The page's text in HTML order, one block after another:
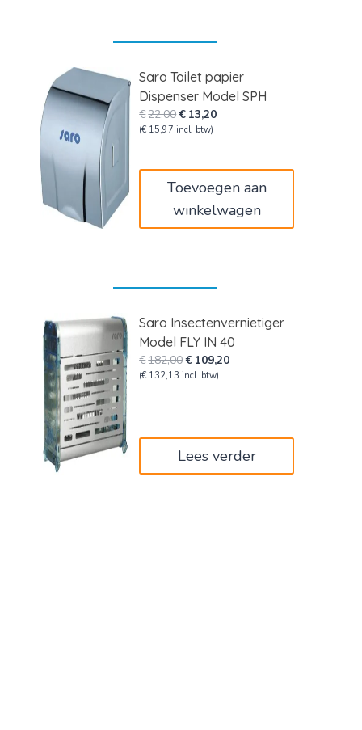
Saro Toilet papier
Dispenser Model SPH
€22,00Oorspronkelijke
prijs
€ 13,20Huidige
(€ 15,97 incl. btw)
Toevoegen aan
winkelwagen
Saro Insectenvernietiger
Model FLY IN 40
€182,00Oorspronkelijke
prijs
€ 109,20Huidige
(€ 132,13 incl. btw)
Lees verder